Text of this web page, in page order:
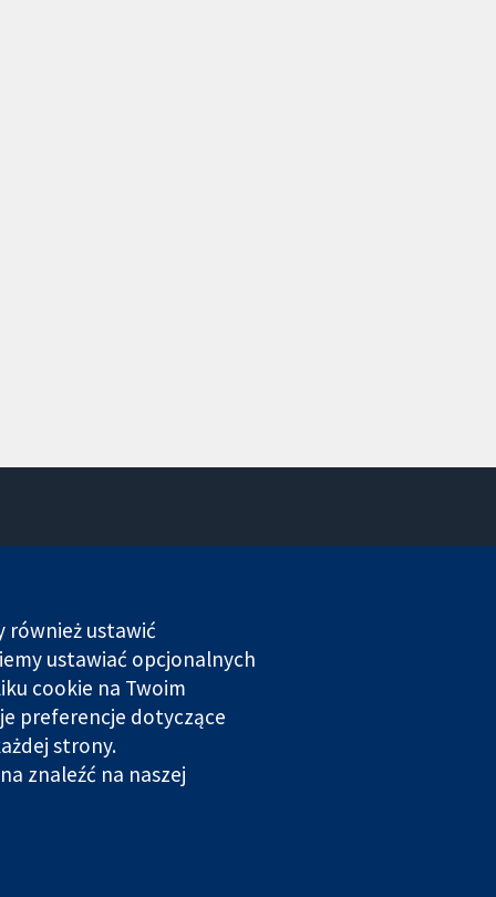
O nas
Praca
Cochrane Library
w Anglii i Walii. Numer rejestracyjny VAT GB 718
również ustawić
ustawiać opcjonalnych
cookie na Twoim
preferencje dotyczące
strony.
znaleźć na naszej